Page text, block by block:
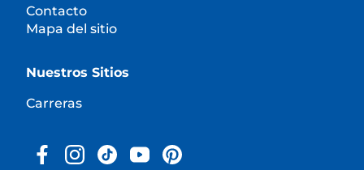
Contacto
Mapa del sitio
Nuestros Sitios
Carreras